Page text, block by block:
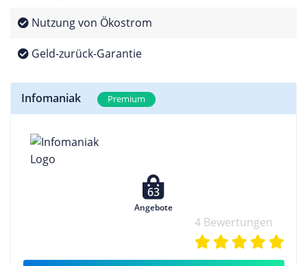
Nutzung von Ökostrom
Geld-zurück-Garantie
Infomaniak Premium
63
Angebote
4 Bewertungen